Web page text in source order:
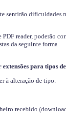
sentirão dificuldades
reader, poderão
da seguinte forma
para tipos
à alteração de tipo.
recebido